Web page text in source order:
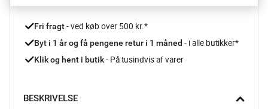
Fri fragt - ved køb over 500 kr.*
Byt i 1 år og få pengene retur i 1 måned - i alle butikker*
Klik og hent i butik - På tusindvis af varer
BESKRIVELSE